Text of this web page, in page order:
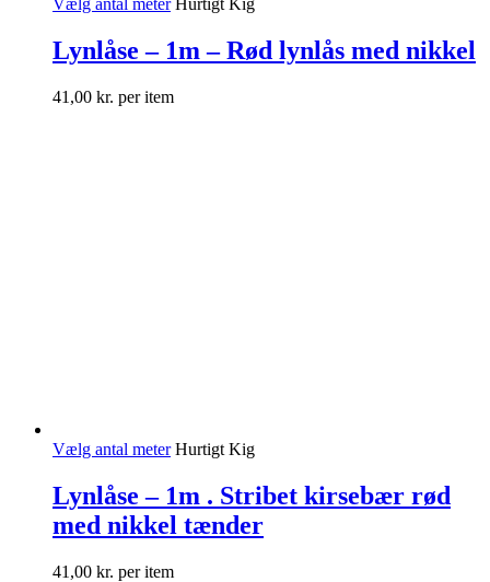
Vælg antal meter Hurtigt Kig
Lynlåse – 1m – Rød lynlås med nikkel
41,00 kr. per item
Vælg antal meter Hurtigt Kig
Lynlåse – 1m . Stribet kirsebær rød
med nikkel tænder
41,00 kr. per item